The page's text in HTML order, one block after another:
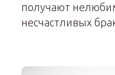
получают
несчастливых